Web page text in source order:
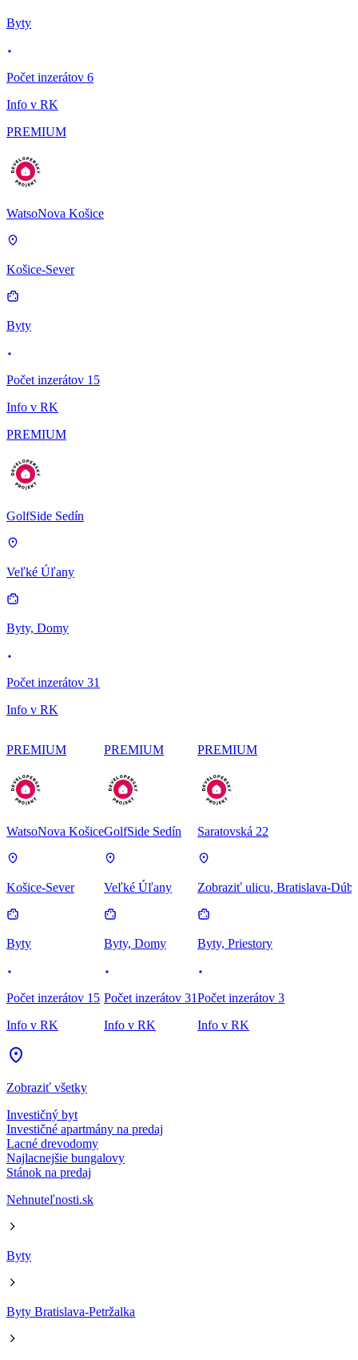
Byty
Počet inzerátov 6
Info v RK
PREMIUM
WatsoNova Košice
Košice-Sever
Byty
Počet inzerátov 15
Info v RK
PREMIUM
GolfSide Sedín
Veľké Úľany
Byty, Domy
Počet inzerátov 31
Info v RK
PREMIUM
WatsoNova Košice
Košice-Sever
Byty
Počet inzerátov 15
Info v RK
PREMIUM
GolfSide Sedín
Veľké Úľany
Byty, Domy
Počet inzerátov 31
Info v RK
PREMIUM
Saratovská 22
Zobraziť ulicu, Bratislava-
Byty, Priestory
Počet inzerátov 3
Info v RK
Zobraziť všetky
Investičný byt
Investičné apartmány na predaj
Lacné drevodomy
Najlacnejšie bungalovy
Stánok na predaj
Nehnuteľnosti.sk
Byty
Byty Bratislava-Petržalka